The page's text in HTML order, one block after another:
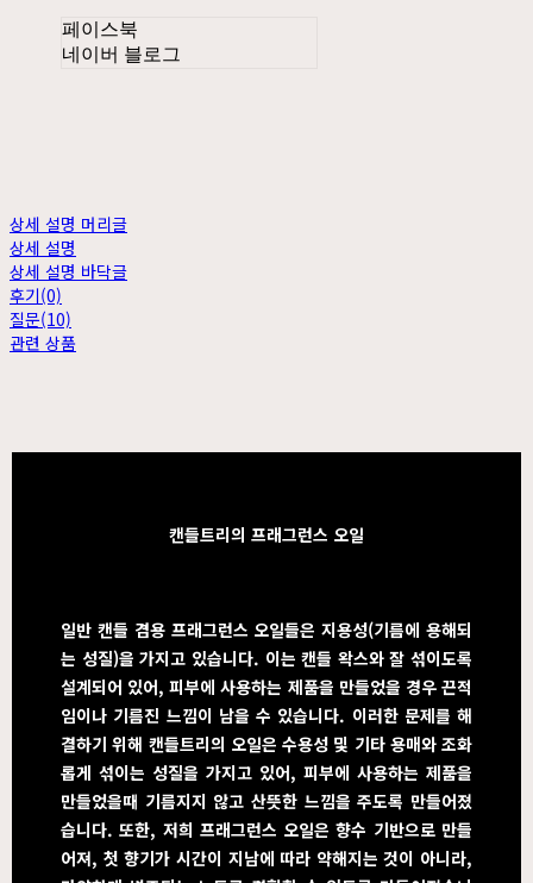
페이스북
네이버 블로그
상세 설명 머리글
상세 설명
상세 설명 바닥글
후기(0)
질문(10)
관련 상품
캔들트리의 프래그런스 오일
일반 캔들 겸용 프래그런스 오일들은 지용성(기름에 용해되
는 성질)을 가지고 있습니다. 이는 캔들 왁스와 잘 섞이도록
설계되어 있어, 피부에 사용하는 제품을 만들었을 경우 끈적
임이나 기름진 느낌이 남을 수 있습니다. 이러한 문제를 해
결하기 위해 캔들트리의 오일은 수용성 및 기타 용매와 조화
롭게 섞이는 성질을 가지고 있어, 피부에 사용하는 제품을
만들었을때 기름지지 않고 산뜻한 느낌을 주도록 만들어졌
습니다. 또한, 저희 프래그런스 오일은 향수 기반으로 만들
어져, 첫 향기가 시간이 지남에 따라 약해지는 것이 아니라,